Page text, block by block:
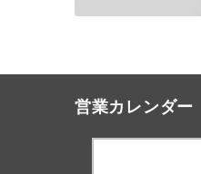
営業カレンダー